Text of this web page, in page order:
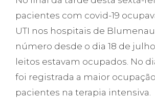
pacientes com covid-19
UTI nos hospitais de
número desde o dia 18 de
leitos estavam ocupados. No
foi registrada a maior
pacientes na terapia intensiva.